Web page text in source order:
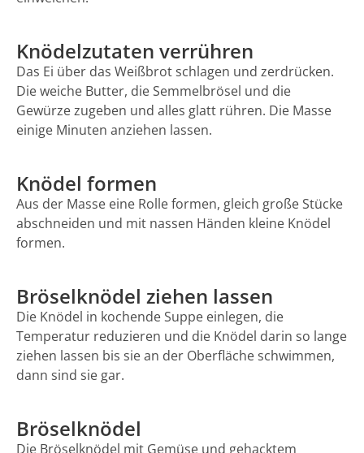
Knödelzutaten verrühren
Das Ei über das Weißbrot schlagen und zerdrücken.
Die weiche Butter, die Semmelbrösel und die
Gewürze zugeben und alles glatt rühren. Die Masse
einige Minuten anziehen lassen.
Knödel formen
Aus der Masse eine Rolle formen, gleich große Stücke
abschneiden und mit nassen Händen kleine Knödel
formen.
Bröselknödel ziehen lassen
Die Knödel in kochende Suppe einlegen, die
Temperatur reduzieren und die Knödel darin so lange
ziehen lassen bis sie an der Oberfläche schwimmen,
dann sind sie gar.
Bröselknödel
Die Bröselknödel mit Gemüse und gehacktem